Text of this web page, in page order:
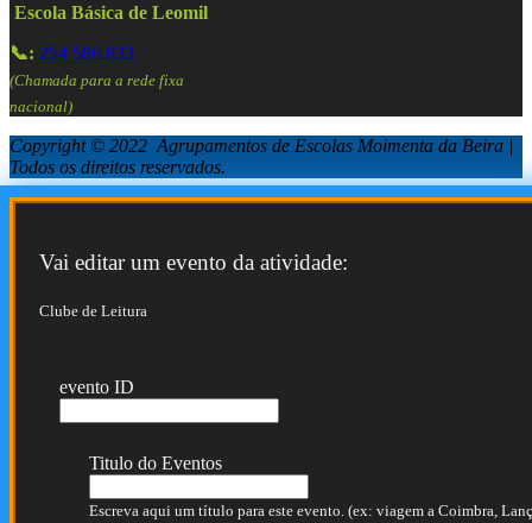
Escola Básica de Leomil
📞: 254 586 833
(Chamada para a rede fixa
nacional)
Copyright © 2022 Agrupamentos de Escolas Moimenta da Beira |
Todos os direitos reservados.
Vai editar um evento da atividade:
Clube de Leitura
evento ID
Titulo do Eventos
Escreva aqui um título para este evento. (ex: viagem a Coimbra,